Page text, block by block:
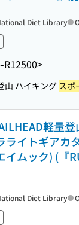
R12500>
Diet Library
山 ハイキング スポ
軽量
ライトギアカ
イムック) (『
Diet Library